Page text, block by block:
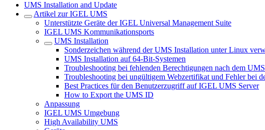
UMS Installation and Update
Artikel zur IGEL UMS
Unterstützte Geräte der IGEL Universal Management Suite
IGEL UMS Kommunikationsports
UMS Installation
Sonderzeichen während der UMS Installation unter Linux
UMS Installation auf 64-Bit-Systemen
Troubleshooting bei fehlenden Berechtigungen nach dem
Troubleshooting bei ungültigem Webzertifikat und Fehler bei
Best Practices für den Benutzerzugriff auf IGEL UMS Server
How to Export the UMS ID
Anpassung
IGEL UMS Umgebung
High Availability UMS